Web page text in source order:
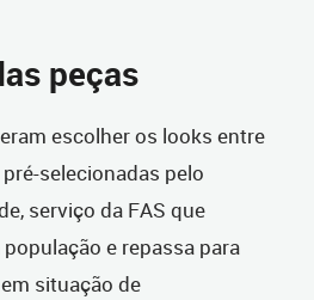
peças
escolher os looks entre
selecionadas pelo
serviço da FAS que
e repassa para
situação de